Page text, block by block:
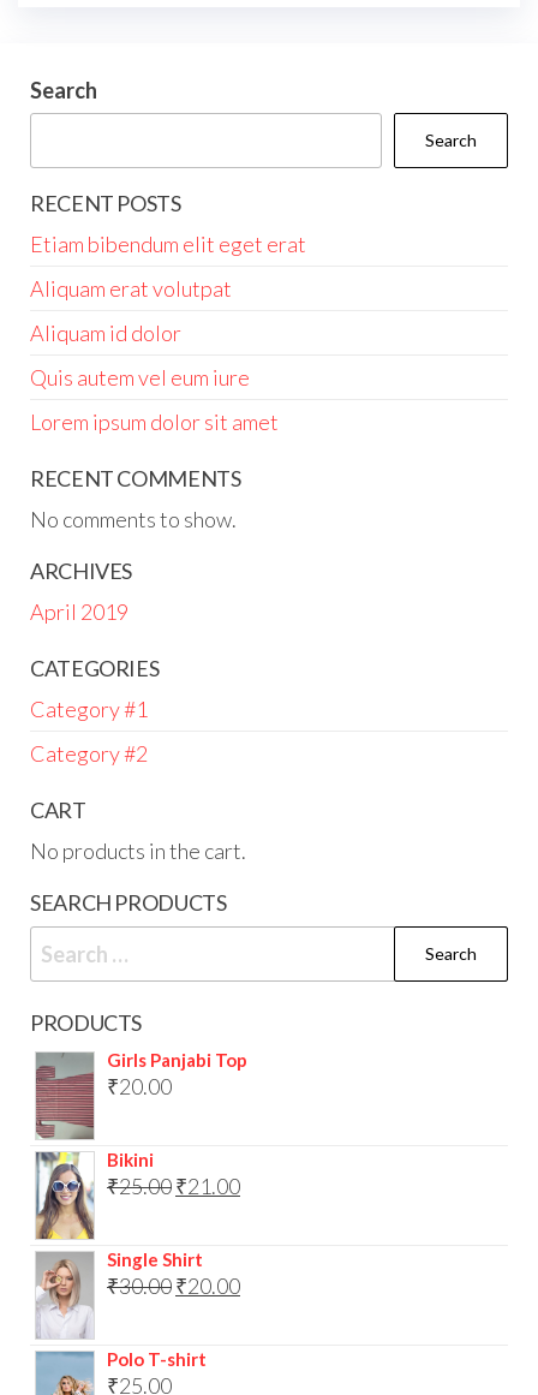
Search
Search
RECENT POSTS
Etiam bibendum elit eget erat
Aliquam erat volutpat
Aliquam id dolor
Quis autem vel eum iure
Lorem ipsum dolor sit amet
RECENT COMMENTS
No comments to show.
ARCHIVES
April 2019
CATEGORIES
Category #1
Category #2
CART
No products in the cart.
SEARCH PRODUCTS
Search
for:
PRODUCTS
Girls Panjabi Top
₹20.00
Bikini
₹25.00Original
was:
₹25.00.
₹21.00Current
₹21.00.
Single Shirt
₹30.00Original
was:
₹20.00Current
Polo T-shirt
₹25.00